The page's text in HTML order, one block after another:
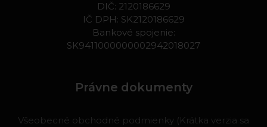
DIČ: 2120186629
IČ DPH: SK2120186629
Bankové spojenie:
SK9411000000002942018027
Právne dokumenty
Všeobecné obchodné podmienky (Krátka verzia sa